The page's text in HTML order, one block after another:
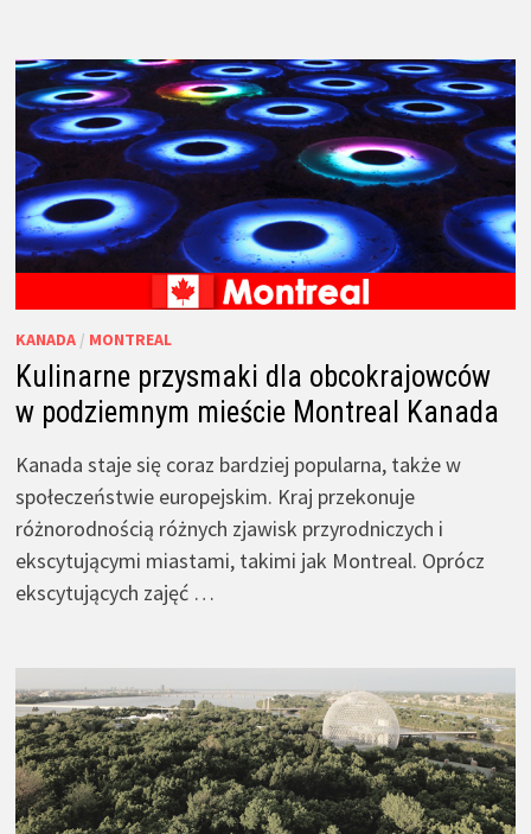
KANADA/ MONTREAL
Kulinarne przysmaki dla obcokrajowców
w podziemnym mieście Montreal Kanada
Kanada staje się coraz bardziej popularna, także w
społeczeństwie europejskim. Kraj przekonuje
różnorodnością różnych zjawisk przyrodniczych i
ekscytującymi miastami, takimi jak Montreal. Oprócz
ekscytujących zajęć …